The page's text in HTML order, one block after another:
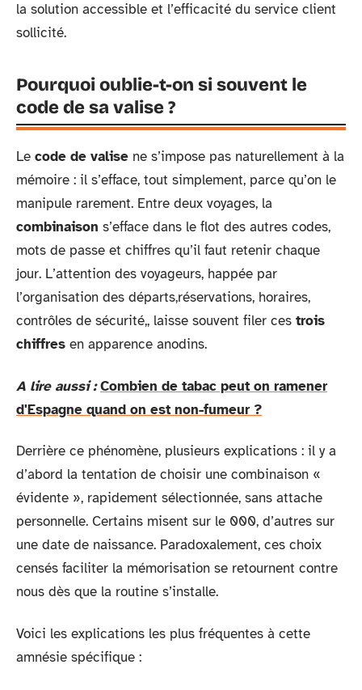
la solution accessible et l’efficacité du service client
sollicité.
Pourquoi oublie-t-on si souvent le
code de sa valise ?
Le code de valise ne s’impose pas naturellement à la
mémoire : il s’efface, tout simplement, parce qu’on le
manipule rarement. Entre deux voyages, la
combinaison s’efface dans le flot des autres codes,
mots de passe et chiffres qu’il faut retenir chaque
jour. L’attention des voyageurs, happée par
l’organisation des départs,réservations, horaires,
contrôles de sécurité,, laisse souvent filer ces trois
chiffres en apparence anodins.
A lire aussi : Combien de tabac peut on ramener
d'Espagne quand on est non-fumeur ?
Derrière ce phénomène, plusieurs explications : il y a
d’abord la tentation de choisir une combinaison «
évidente », rapidement sélectionnée, sans attache
personnelle. Certains misent sur le 000, d’autres sur
une date de naissance. Paradoxalement, ces choix
censés faciliter la mémorisation se retournent contre
nous dès que la routine s’installe.
Voici les explications les plus fréquentes à cette
amnésie spécifique :